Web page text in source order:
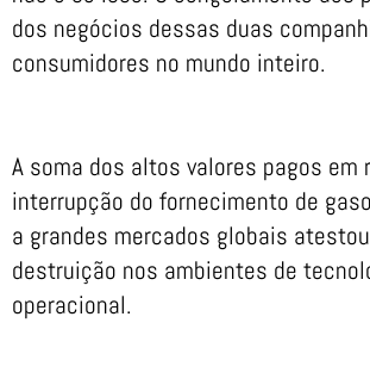
dos negócios dessas duas
consumidores no mundo inteiro.
A soma dos altos valores pagos em
interrupção do fornecimento de
a grandes mercados globais
destruição nos ambientes de
operacional.